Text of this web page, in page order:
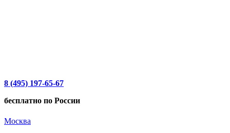
8 (495) 197-65-67
бесплатно по России
Москва